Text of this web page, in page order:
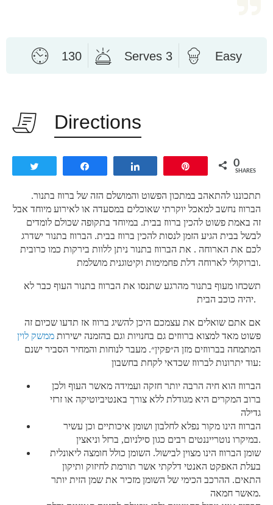
130 Serves 3 Easy
Directions
0
SHARES
תתכוננו להתאהב במתכון הפשוט והמושלם הזה של ברווז בתנור.
הברווז נחשב למאכל יוקרתי שאוכלים במסעדה או לאירוע מיוחד אבל
זה באמת פשוט להכין ברווז בבית. במיוחד בתקופה שכולם לומדים
לבשל בבית הגיע הזמן לנסות להכין ברווז בבית. הברווז בתנור ישדרג
לכם את הארוחה . את הברווז בתנור ניתן ללוות בירקות כמו כרובית
וברוקולי לארוחה דלת פחמימות וקיטוגנית מושלמת.
תשכחו מעוף בתנור מהרגע שתנסו את הברווז בתנור העוף כבר לא
יהיה כוכב הבית.
אם אתם שואלים את עצמכם היכן להשיג ברווז אז תדעו שכיום זה
פשוט מאד למצוא ברווזים גם בחנויות וגם בהזמנה ישירות ממשק לוין
המתמחה בברווזים מזן ה״פקין״. מעבר לנוחות והמחיר הסביר ישנם
עוד יתרונות לברווז שכדאי לקחת בחשבון:
הברווז הוא חיה הרבה יותר חזקה ועמידה מאשר העוף ולכן
ברוב המקרים היא מגודלת ללא צורך באנטיביוטיקה או זרזי
גדילה
הברווז הינו מקור נפלא לחלבון ושומן איכותיים וכן עשיר
במיקרו נוטרייננטים רבים כגון סילניום, ברזל וניאצין.
שומן הברווז הינו מצוין לבישול. השומן כולל חומצה ליאונלית
בעלת האפקט האנטי דלקתי אשר תורמת לחיזוק ותיקון
התאים. ההרכב הכימי של השומן מזכיר את שמן הזית יותר
מאשר חמאה.